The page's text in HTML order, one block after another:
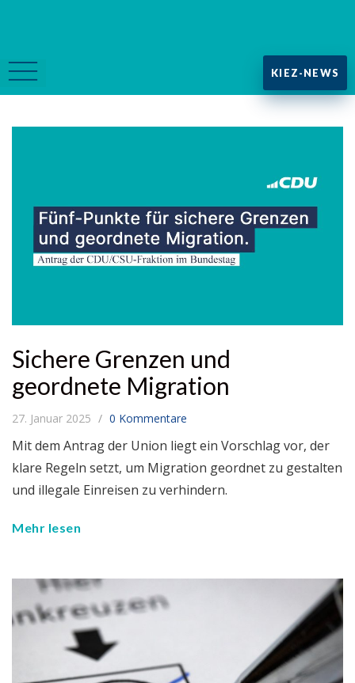
KIEZ-NEWS
Sichere Grenzen und
geordnete Migration
27. Januar 2025 0 Kommentare
Mit dem Antrag der Union liegt ein Vorschlag vor, der
klare Regeln setzt, um Migration geordnet zu gestalten
und illegale Einreisen zu verhindern.
Mehr lesen